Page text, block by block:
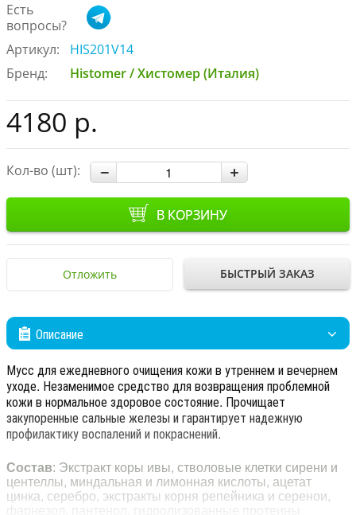
Есть
вопросы?
Артикул:
HIS201V14
Бренд:
Histomer / Хистомер (Италия)
4180 р.
Кол-во (шт):
В КОРЗИНУ
Отложить БЫСТРЫЙ ЗАКАЗ
Описание
Мусс для ежедневного очищения кожи в утреннем и вечернем
уходе. Незаменимое средство для возвращения проблемной
кожи в нормальное здоровое состояние. Прочищает
закупоренные сальные железы и гарантирует надежную
профилактику воспалений и покраснений.
Состав: Экстракт коры ивы, стволовые клетки сирени и
центеллы, миндальная и лимонная кислоты, ацетат
цинка, серебро, экстракты корня репейника и серенои,
фарнезол, пантенол, гидролизованные протеины